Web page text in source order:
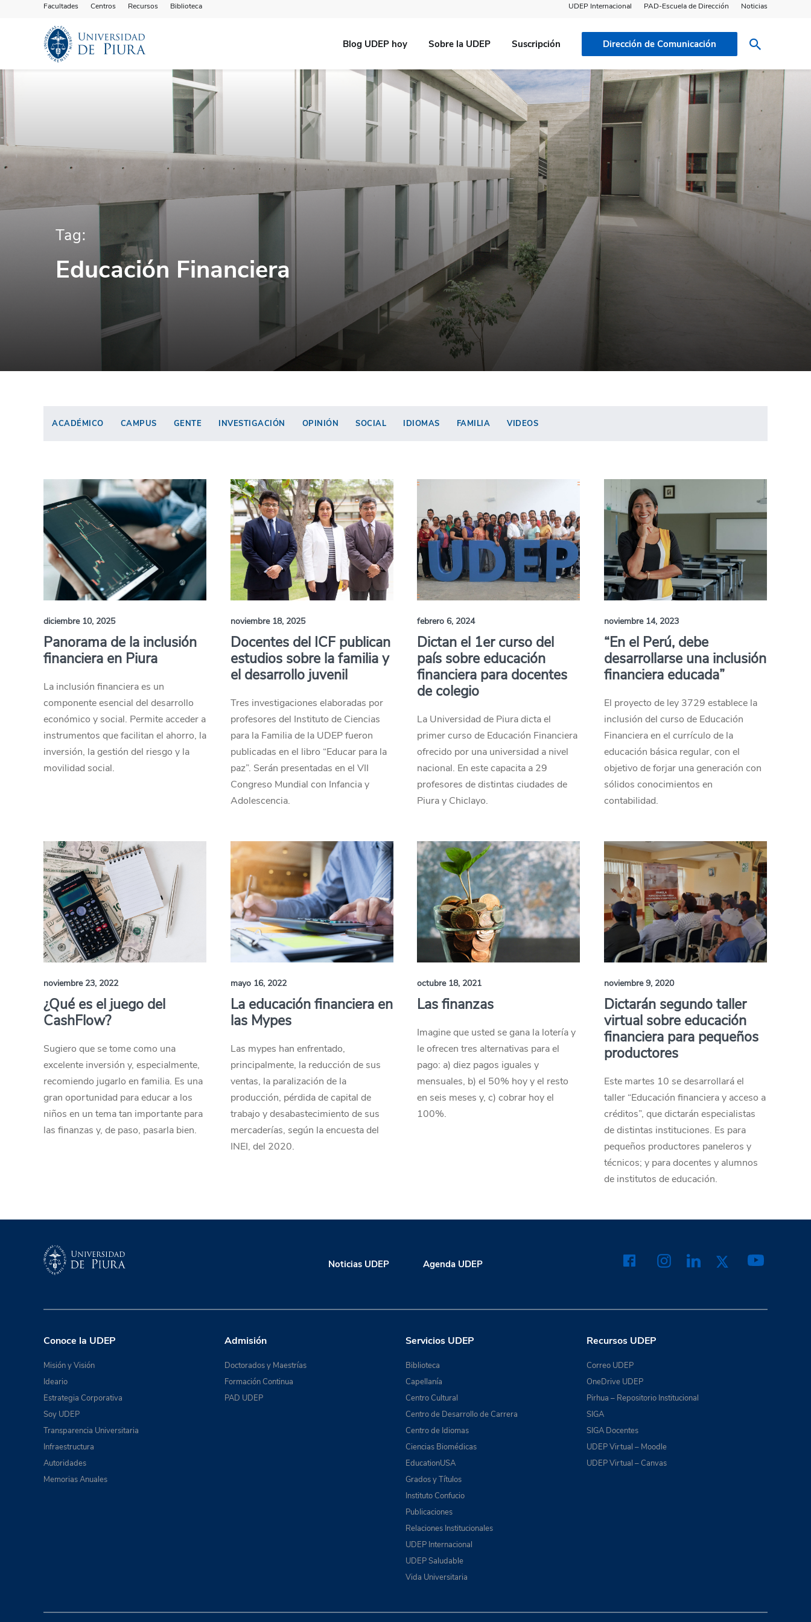
Facultades Centros Recursos Biblioteca UDEP Internacional PAD-Escuela de Dirección Noticias
Blog UDEP hoy Sobre la UDEP Suscripción Dirección de Comunicación
Tag:
Educación Financiera
ACADÉMICO CAMPUS GENTE INVESTIGACIÓN OPINIÓN SOCIAL IDIOMAS FAMILIA VIDEOS
diciembre 10, 2025
Panorama de la inclusión
financiera en Piura
La inclusión financiera es un
componente esencial del desarrollo
económico y social. Permite acceder a
instrumentos que facilitan el ahorro, la
inversión, la gestión del riesgo y la
movilidad social.
noviembre 18, 2025
Docentes del ICF publican
estudios sobre la familia y
el desarrollo juvenil
Tres investigaciones elaboradas por
profesores del Instituto de Ciencias
para la Familia de la UDEP fueron
publicadas en el libro “Educar para la
paz”. Serán presentadas en el VII
Congreso Mundial con Infancia y
Adolescencia.
febrero 6, 2024
Dictan el 1er curso del
país sobre educación
financiera para docentes
de colegio
La Universidad de Piura dicta el
primer curso de Educación Financiera
ofrecido por una universidad a nivel
nacional. En este capacita a 29
profesores de distintas ciudades de
Piura y Chiclayo.
noviembre 14, 2023
“En el Perú, debe
desarrollarse una inclusión
financiera educada”
El proyecto de ley 3729 establece la
inclusión del curso de Educación
Financiera en el currículo de la
educación básica regular, con el
objetivo de forjar una generación con
sólidos conocimientos en
contabilidad.
noviembre 23, 2022
¿Qué es el juego del
CashFlow?
Sugiero que se tome como una
excelente inversión y, especialmente,
recomiendo jugarlo en familia. Es una
gran oportunidad para educar a los
niños en un tema tan importante para
las finanzas y, de paso, pasarla bien.
mayo 16, 2022
La educación financiera en
las Mypes
Las mypes han enfrentado,
principalmente, la reducción de sus
ventas, la paralización de la
producción, pérdida de capital de
trabajo y desabastecimiento de sus
mercaderías, según la encuesta del
INEI, del 2020.
octubre 18, 2021
Las finanzas
Imagine que usted se gana la lotería y
le ofrecen tres alternativas para el
pago: a) diez pagos iguales y
mensuales, b) el 50% hoy y el resto
en seis meses y, c) cobrar hoy el
100%.
noviembre 9, 2020
Dictarán segundo taller
virtual sobre educación
financiera para pequeños
productores
Este martes 10 se desarrollará el
taller “Educación financiera y acceso a
créditos”, que dictarán especialistas
de distintas instituciones. Es para
pequeños productores paneleros y
técnicos; y para docentes y alumnos
de institutos de educación.
Noticias UDEP Agenda UDEP
Conoce la UDEP
Misión y Visión
Ideario
Estrategia Corporativa
Soy UDEP
Transparencia Universitaria
Infraestructura
Autoridades
Memorias Anuales
Admisión
Doctorados y Maestrías
Formación Continua
PAD UDEP
Servicios UDEP
Biblioteca
Capellanía
Centro Cultural
Centro de Desarrollo de Carrera
Centro de Idiomas
Ciencias Biomédicas
EducationUSA
Grados y Títulos
Instituto Confucio
Publicaciones
Relaciones Institucionales
UDEP Internacional
UDEP Saludable
Vida Universitaria
Recursos UDEP
Correo UDEP
OneDrive UDEP
Pirhua – Repositorio Institucional
SIGA
SIGA Docentes
UDEP Virtual – Moodle
UDEP Virtual – Canvas